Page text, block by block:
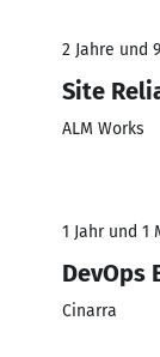
2 Jahre und
Site
ALM Works
1 Jahr und 1
DevOps
Cinarra